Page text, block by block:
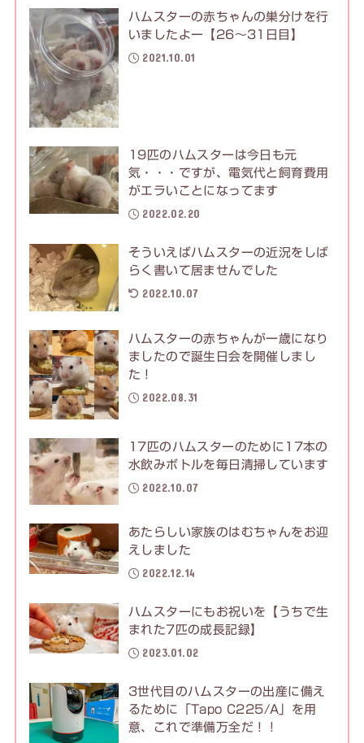
ハムスターの赤ちゃんの巣分けを行
いましたよー【26〜31日目】
2021.10.01
19匹のハムスターは今日も元
気・・・ですが、電気代と飼育費用
がエラいことになってます
2022.02.20
そういえばハムスターの近況をしば
らく書いて居ませんでした
2022.10.07
ハムスターの赤ちゃんが一歳になり
ましたので誕生日会を開催しまし
た！
2022.08.31
17匹のハムスターのために17本の
水飲みボトルを毎日清掃しています
2022.10.07
あたらしい家族のはむちゃんをお迎
えしました
2022.12.14
ハムスターにもお祝いを【うちで生
まれた7匹の成長記録】
2023.01.02
3世代目のハムスターの出産に備え
るために「Tapo C225/A」を用
意、これで準備万全だ！！